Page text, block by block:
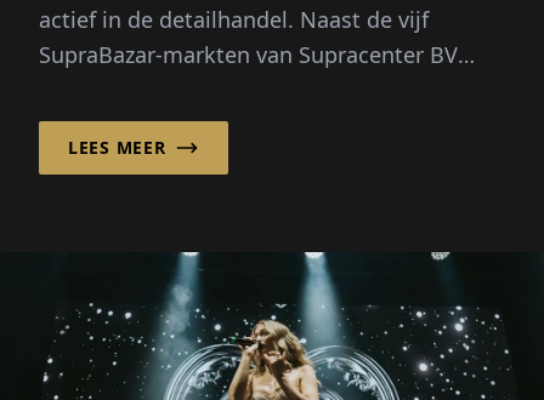
actief in de detailhandel. Naast de vijf
SupraBazar-markten van Supracenter BV
LEES MEER